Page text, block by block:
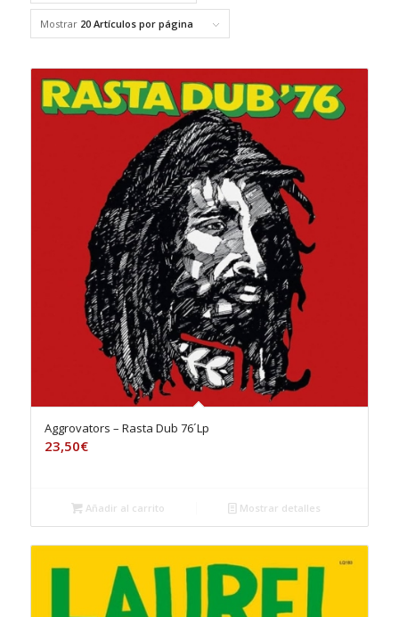
Mostrar 20 Artículos por página
Aggrovators – Rasta Dub 76´Lp
23,50€
Añadir al carrito Mostrar detalles